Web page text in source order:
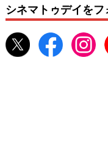
シネマトゥデイをフ